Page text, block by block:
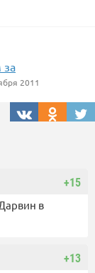
за
2011
+15
в
+13